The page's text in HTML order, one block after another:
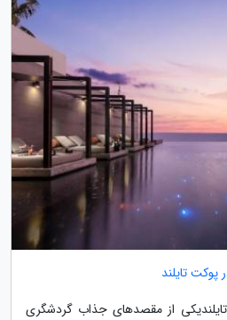
تایلند
از مقصدهای جذاب گردشگری